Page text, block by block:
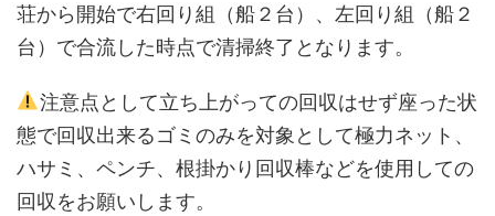
荘から開始で右回り組（船２台）、左回り組（船２
台）で合流した時点で清掃終了となります。
注意点として立ち上がっての回収はせず座った状
態で回収出来るゴミのみを対象として極力ネット、
ハサミ、ペンチ、根掛かり回収棒などを使用しての
回収をお願いします。